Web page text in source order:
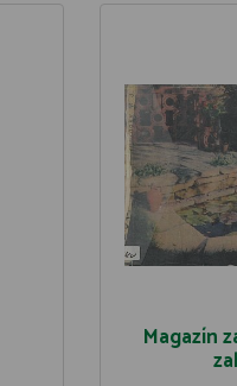
Magazín